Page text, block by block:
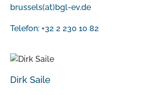
brussels(at)bgl-ev.de
Telefon: +32 2 230 10 82
Dirk Saile